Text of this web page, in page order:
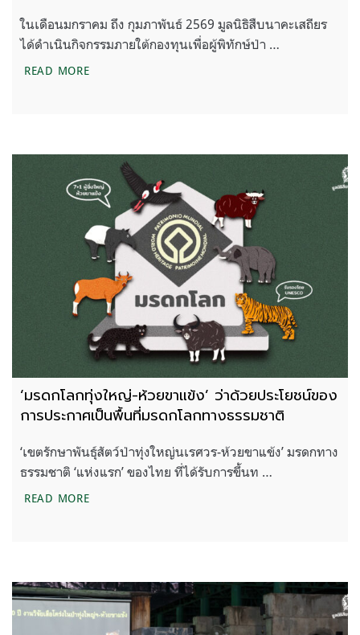
ในเดือนมกราคม ถึง กุมภาพันธ์ 2569 มูลนิธิสืบนาคะเสถียร
ได้ดำเนินกิจกรรมภายใต้กองทุนเพื่อผู้พิทักษ์ป่า …
READ MOREข่าวสารงานผู้พิทักษ์ป่า ประจำเดือนมกราคม – กุมภา
‘มรดกโลกทุ่งใหญ่-ห้วยขาแข้ง’ ว่าด้วยประโยชน์ของ
การประกาศเป็นพื้นที่มรดกโลกทางธรรมชาติ
‘เขตรักษาพันธุ์สัตว์ป่าทุ่งใหญ่นเรศวร-ห้วยขาแข้ง’ มรดกทาง
ธรรมชาติ ‘แห่งแรก’ ของไทย ที่ได้รับการขึ้นท …
READ MORE‘มรดกโลกทุ่งใหญ่-ห้วยขาแข้ง’ ว่าด้วยประโยชน์ของ